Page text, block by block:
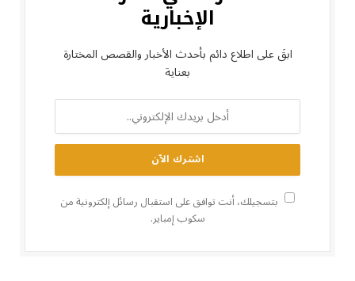
الإخبارية
ابقَ على اطلاع دائم بأحدث الأخبار والقصص المختارة
بعناية
بتسجيلك، أنت توافق على استقبال رسائل إلكترونية من
سكوب إمباير.